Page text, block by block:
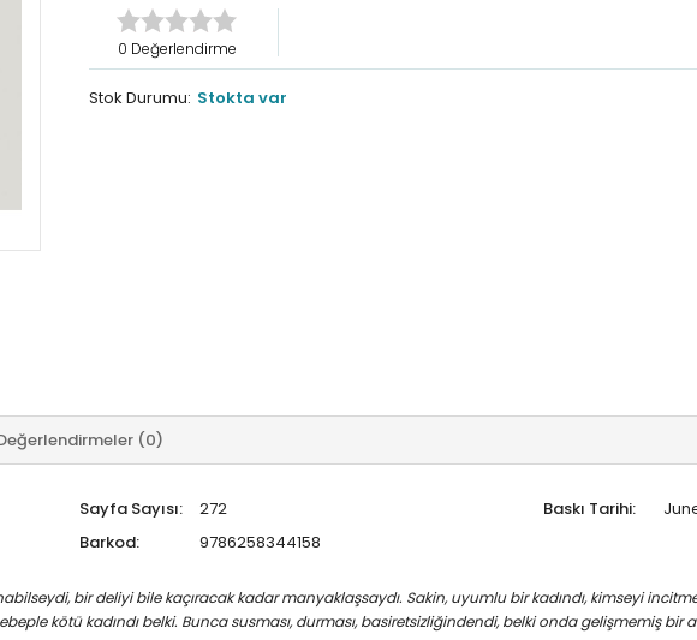
0 Değerlendirme
Stok Durumu: Stokta var
(0)
Sayfa Sayısı: 272 Baskı Tarihi:
Barkod:
9786258344158
bir deliyi bile kaçıracak kadar manyaklaşsaydı. Sakin, uyumlu bir kadındı, kimseyi
kötü kadındı belki. Bunca susması, durması, basiretsizliğindendi, belki onda gelişmemiş bir